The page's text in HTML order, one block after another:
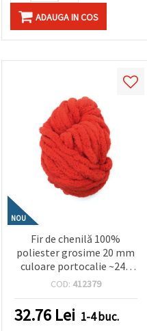
ADAUGA IN COS
NOU
Fir de chenilă 100%
poliester grosime 20 mm
culoare portocalie ~240
grame -25 metri
COD: 412379
32.76 Lei 1-4 buc.